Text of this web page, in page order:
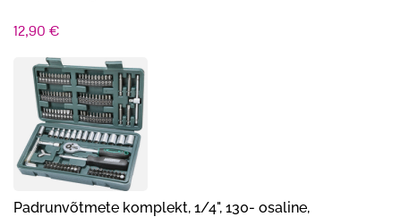
12,90 €
Padrunvõtmete komplekt, 1/4", 130- osaline,